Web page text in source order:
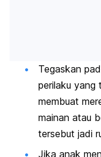
Tegaskan
perilaku yang
membuat
mainan atau
tersebut jadi
Jika anak